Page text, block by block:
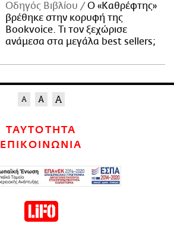
Οδηγός Βιβλίου
Ο «Καθρέφτης»
βρέθηκε στην κορυφή της
Bookvoice. Τι τον ξεχώρισε
ανάμεσα στα μεγάλα best sellers;
ΤΑΥΤΟΤΗΤΑ
ΕΠΙΚΟΙΝΩΝΙΑ